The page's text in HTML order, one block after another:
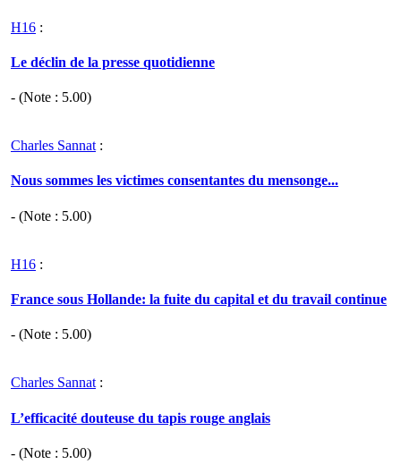
H16 :
Le déclin de la presse quotidienne
- (Note : 5.00)
Charles Sannat :
Nous sommes les victimes consentantes du mensonge...
- (Note : 5.00)
H16 :
France sous Hollande: la fuite du capital et du travail continue
- (Note : 5.00)
Charles Sannat :
L’efficacité douteuse du tapis rouge anglais
- (Note : 5.00)